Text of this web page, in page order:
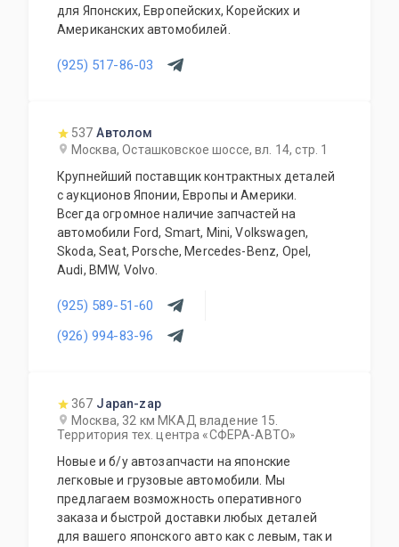
для Японских, Европейских, Корейских и
Американских автомобилей.
(925) 517-86-03
537 Автолом
Москва, Осташковское шоссе, вл. 14, стр. 1
Крупнейший поставщик контрактных деталей
с аукционов Японии, Европы и Америки.
Всегда огромное наличие запчастей на
автомобили Ford, Smart, Mini, Volkswagen,
Skoda, Seat, Porsche, Mercedes-Benz, Opel,
Audi, BMW, Volvo.
(925) 589-51-60
(926) 994-83-96
367 Japan-zap
Москва, 32 км МКАД владение 15.
Территория тех. центра «СФЕРА-АВТО»
Новые и б/у автозапчасти на японские
легковые и грузовые автомобили. Мы
предлагаем возможность оперативного
заказа и быстрой доставки любых деталей
для вашего японского авто как с левым, так и